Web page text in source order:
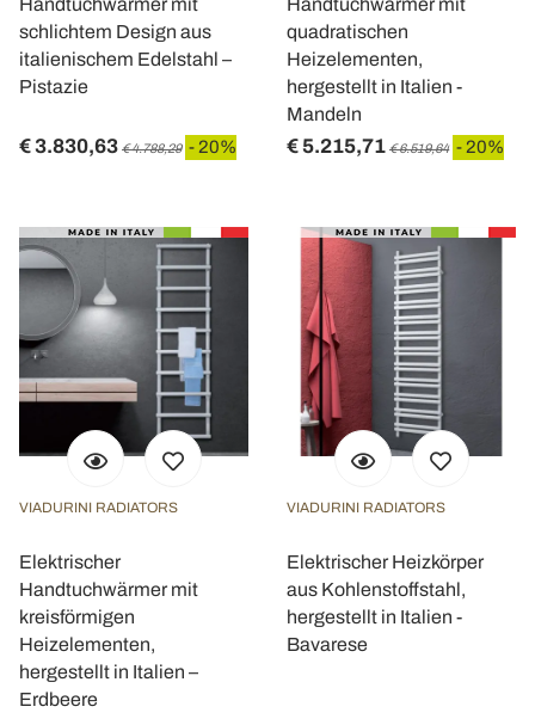
Handtuchwärmer mit
schlichtem Design aus
italienischem Edelstahl –
Pistazie
€ 3.830,63 € 4.788,29 - 20%
Handtuchwärmer mit
quadratischen
Heizelementen,
hergestellt in Italien -
Mandeln
€ 5.215,71 € 6.519,64 - 20%
VIADURINI RADIATORS
Elektrischer
Handtuchwärmer mit
kreisförmigen
Heizelementen,
hergestellt in Italien –
Erdbeere
VIADURINI RADIATORS
Elektrischer Heizkörper
aus Kohlenstoffstahl,
hergestellt in Italien -
Bavarese